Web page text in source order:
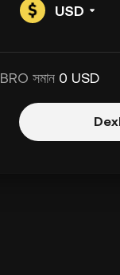
USD
সমান 0 USD